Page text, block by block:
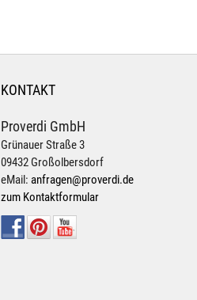
KONTAKT
Proverdi GmbH
Grünauer Straße 3
09432 Großolbersdorf
eMail: anfragen@proverdi.de
zum Kontaktformular